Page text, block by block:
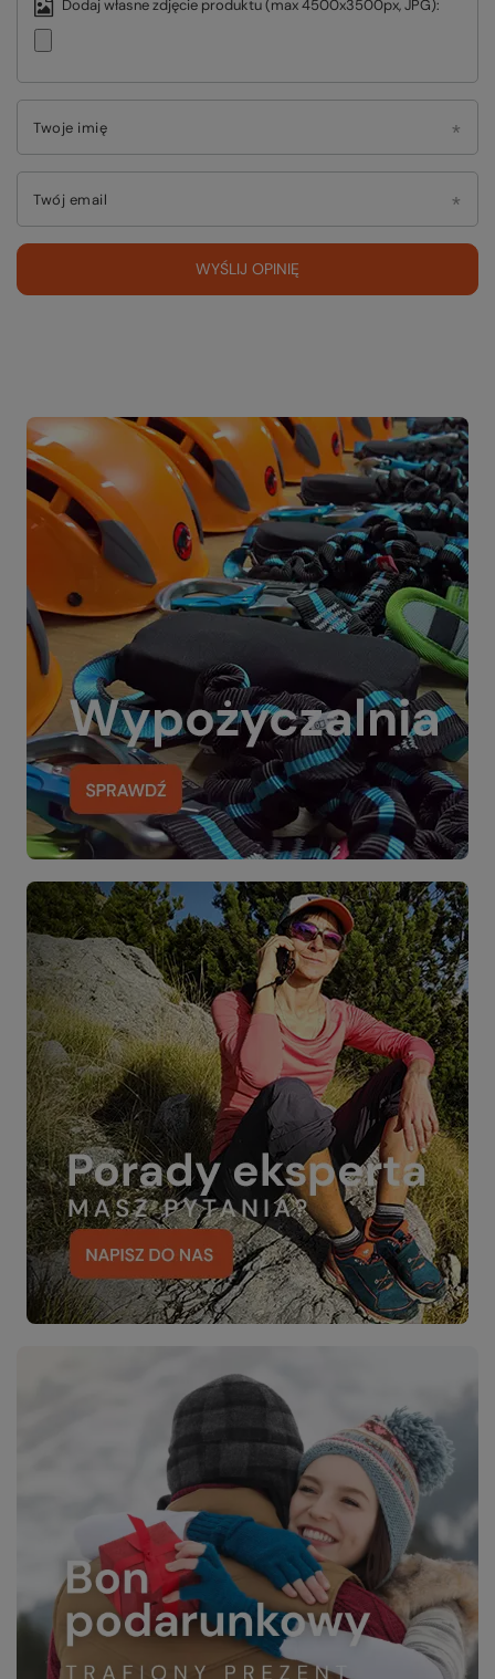
Dodaj własne zdjęcie produktu (max 4500x3500px, JPG):
Twoje imię
Twój email
WYŚLIJ OPINIĘ